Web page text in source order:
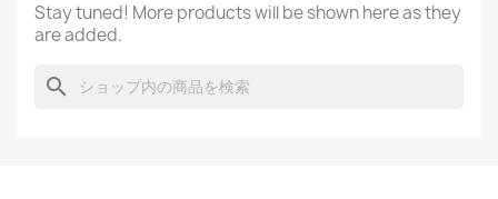
Stay tuned! More products will be shown here as they
are added.
search